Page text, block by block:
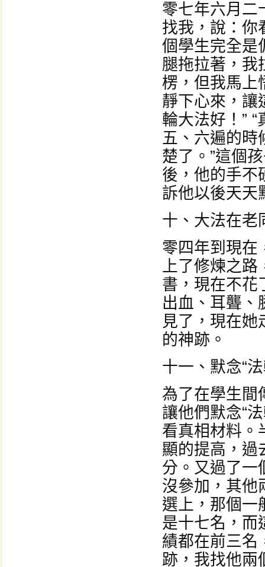
零七年六月二
找我，說：你
個學生完全是
腿拖拉著，我
楞，但我馬上
靜下心來，讓
輪大法好！”
五、六遍的時
楚了。”這個
後，他的手不
訴他以後天天
十、大法在老
零四年到現在
上了修煉之路
書，現在不花
出血、耳聾、
見了，現在她
的神跡。
十一、默念“
為了在學生間
讓他們默念“
看真相材料。
顯的提高，過
分。又過了一
沒參加，其他
選上，那個一
是十七名，而
績都在前三名
跡，我找他兩